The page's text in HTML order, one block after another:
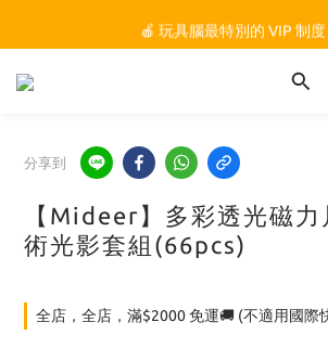
🏆 玩具腦是全台第一個獲得
🍎 玩具腦最特別的 VIP 制度
🏆 玩具腦是全台第一個獲得
分享到
【Mideer】多彩透光磁
術光影套組(66pcs)
全店，全店，滿$2000 免運🚚 (不適用國際